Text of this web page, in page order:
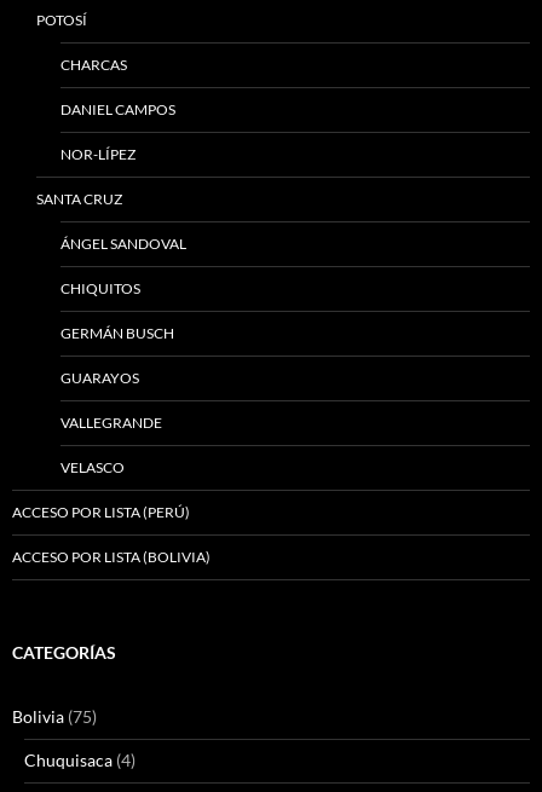
POTOSÍ
CHARCAS
DANIEL CAMPOS
NOR-LÍPEZ
SANTA CRUZ
ÁNGEL SANDOVAL
CHIQUITOS
GERMÁN BUSCH
GUARAYOS
VALLEGRANDE
VELASCO
ACCESO POR LISTA (PERÚ)
ACCESO POR LISTA (BOLIVIA)
CATEGORÍAS
Bolivia (75)
Chuquisaca (4)